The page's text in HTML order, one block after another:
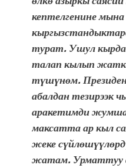
Park'ка 30 миң адам
кептелгенине
турат.Ушул
талап кылып
түшүнөм.
абалдан тезирээк
аракетимди
максатта ар кыл
жеке
жатам.Урматтуу